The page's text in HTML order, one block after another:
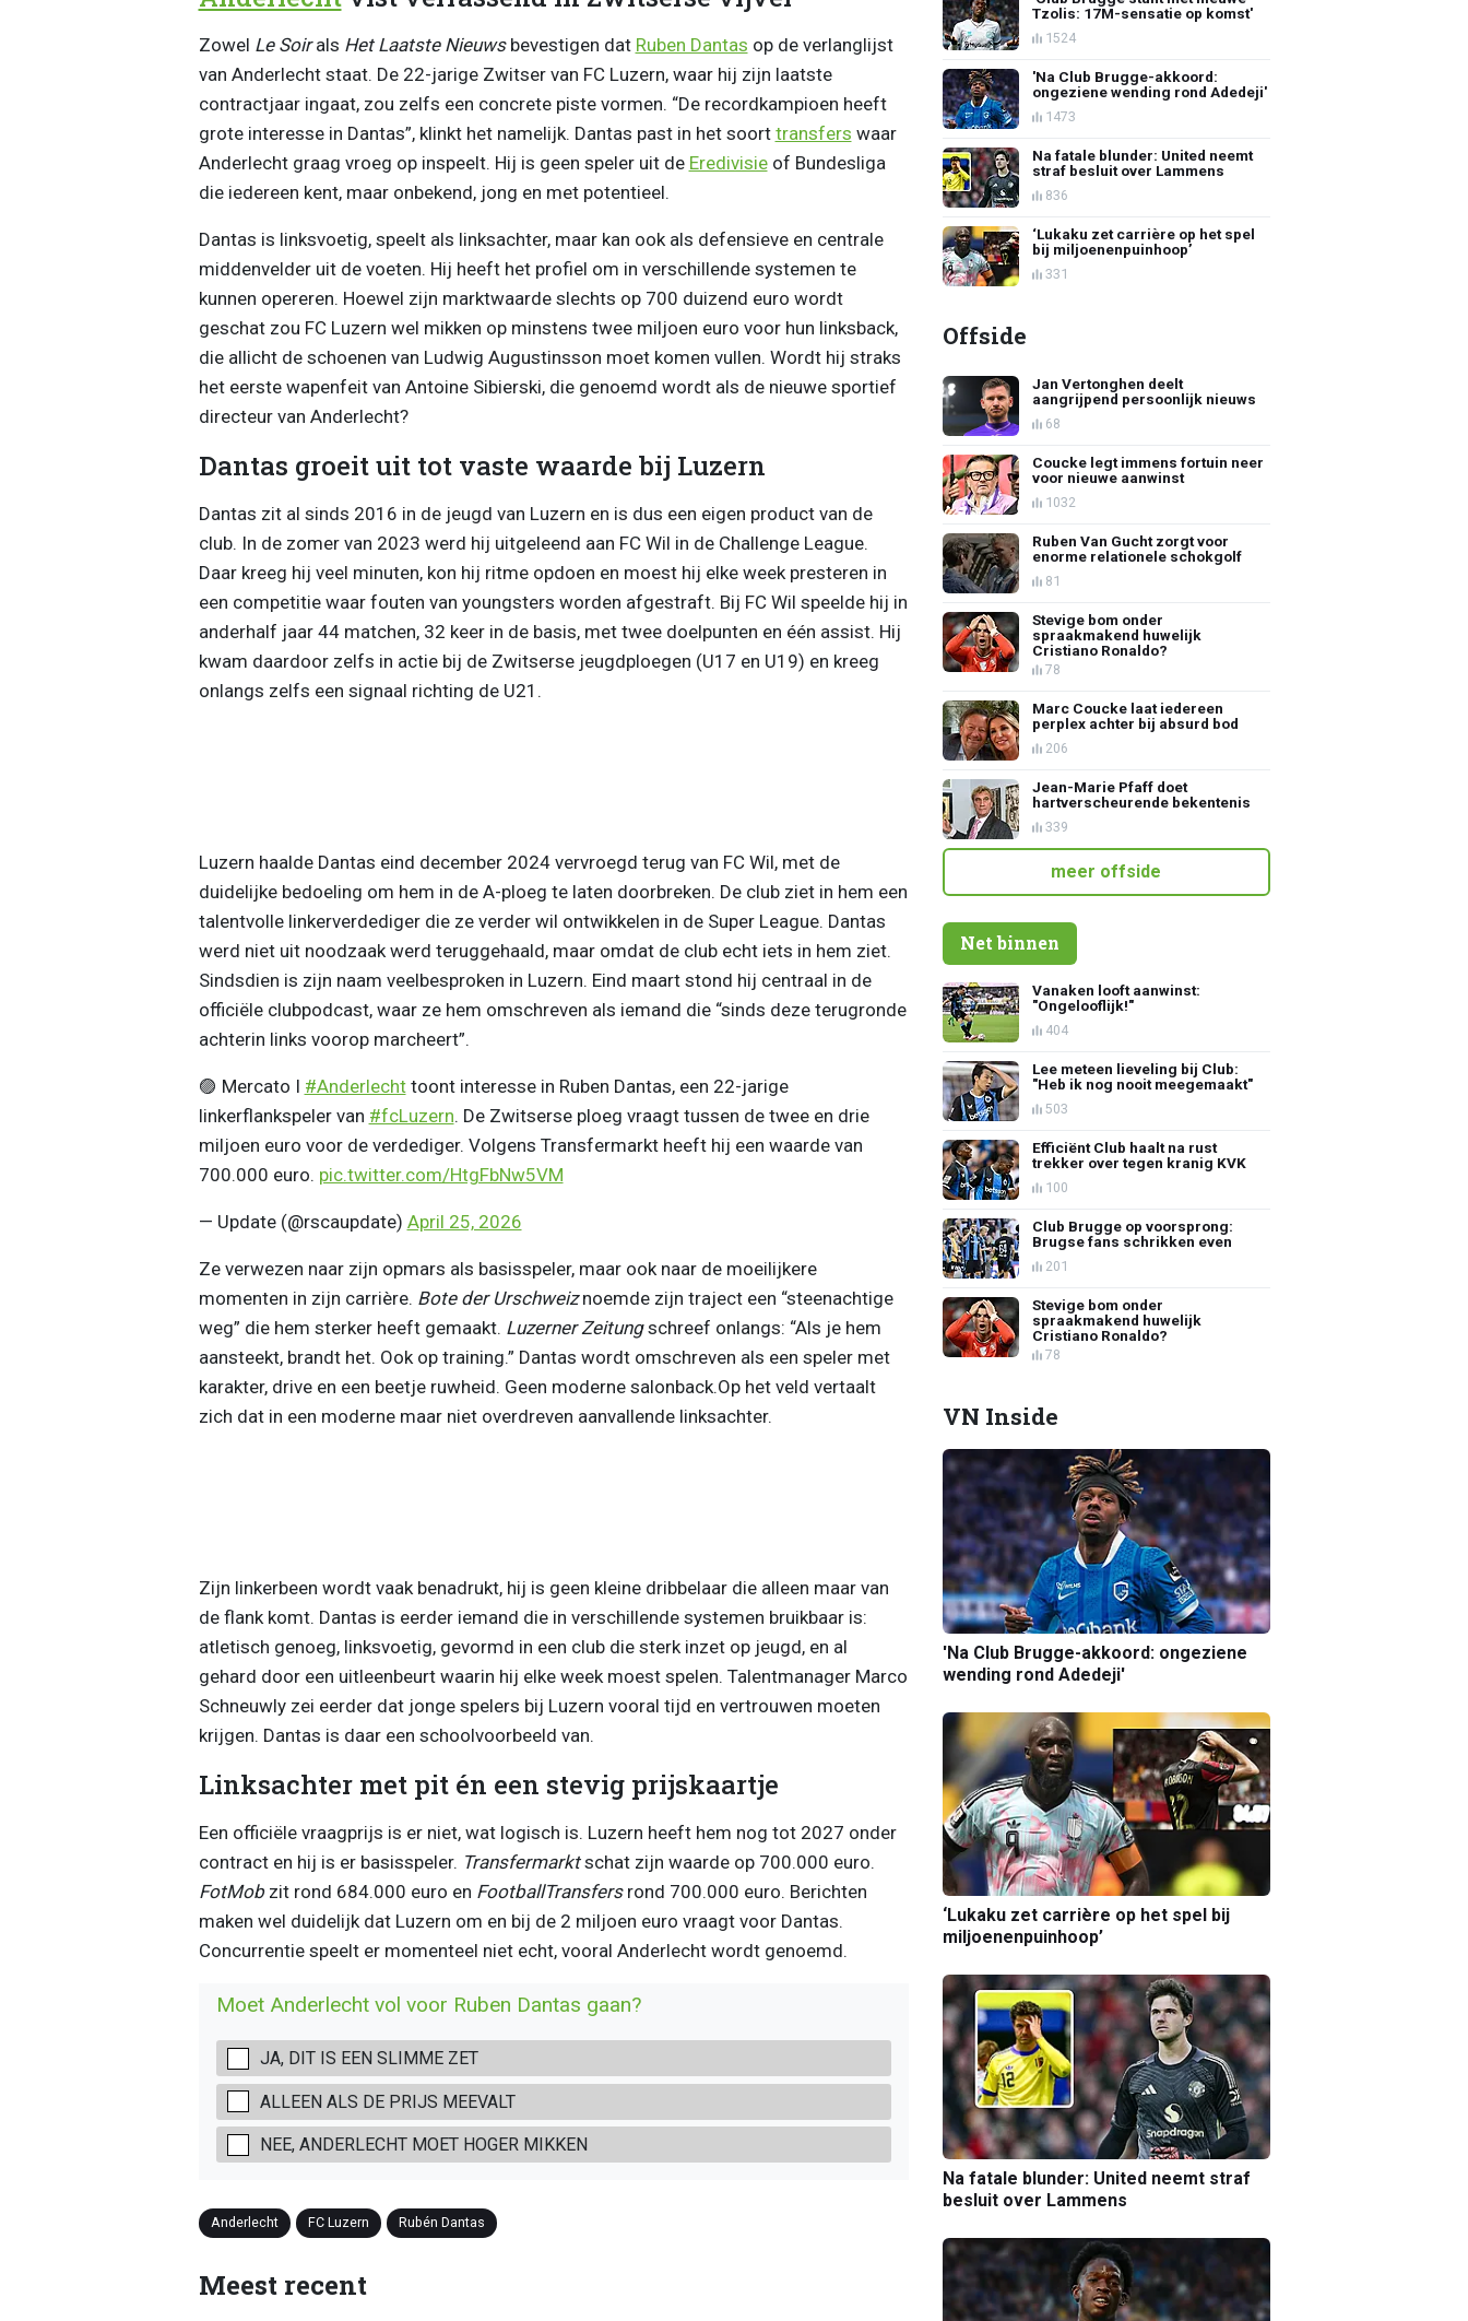
Zowel Le Soirals Het Laatste Nieuwsbevestigen dat Ruben Dantas op de verlanglijst
van Anderlecht staat. De 22-jarige Zwitser van FC Luzern, waar hij zijn laatste
contractjaar ingaat, zou zelfs een concrete piste vormen. “De recordkampioen heeft
grote interesse in Dantas”, klinkt het namelijk. Dantas past in het soort transfers waar
Anderlecht graag vroeg op inspeelt. Hij is geen speler uit de Eredivisieof Bundesliga
die iedereen kent, maar onbekend, jong en met potentieel.
Dantas is linksvoetig, speelt als linksachter, maar kan ook als defensieve en centrale
middenvelder uit de voeten. Hij heeft het profiel om in verschillende systemen te
kunnen opereren. Hoewel zijn marktwaarde slechts op 700 duizend euro wordt
geschat zou FC Luzern wel mikken op minstens twee miljoen euro voor hun linksback,
die allicht de schoenen van Ludwig Augustinsson moet komen vullen. Wordt hij straks
het eerste wapenfeit van Antoine Sibierski, die genoemd wordt als de nieuwe sportief
directeur van Anderlecht?
Dantas groeit uit tot vaste waarde bij Luzern
Dantas zit al sinds 2016 in de jeugd van Luzern en is dus een eigen product van de
club. In de zomer van 2023 werd hij uitgeleend aan FC Wil in de Challenge League.
Daar kreeg hij veel minuten, kon hij ritme opdoen en moest hij elke week presteren in
een competitie waar fouten van youngsters worden afgestraft. Bij FC Wil speelde hij in
anderhalf jaar 44 matchen, 32 keer in de basis, met twee doelpunten en één assist. Hij
kwam daardoor zelfs in actie bij de Zwitserse jeugdploegen (U17 en U19) en kreeg
onlangs zelfs een signaal richting de U21.
Luzern haalde Dantas eind december 2024 vervroegd terug van FC Wil, met de
duidelijke bedoeling om hem in de A-ploeg te laten doorbreken. De club ziet in hem een
talentvolle linkerverdediger die ze verder wil ontwikkelen in de Super League. Dantas
werd niet uit noodzaak werd teruggehaald, maar omdat de club echt iets in hem ziet.
Sindsdien is zijn naam veelbesproken in Luzern. Eind maart stond hij centraal in de
officiële clubpodcast, waar ze hem omschreven als iemand die “sinds deze terugronde
achterin links voorop marcheert”.
🟣 Mercato I #Anderlechttoont interesse in Ruben Dantas, een 22-jarige
linkerflankspeler van #fcLuzern. De Zwitserse ploeg vraagt tussen de twee en drie
miljoen euro voor de verdediger. Volgens Transfermarkt heeft hij een waarde van
700.000 euro. pic.twitter.com/HtgFbNw5VM
— Update (@rscaupdate) April 25, 2026
Ze verwezen naar zijn opmars als basisspeler, maar ook naar de moeilijkere
momenten in zijn carrière. Bote der Urschweiznoemde zijn traject een “steenachtige
weg” die hem sterker heeft gemaakt. Luzerner Zeitungschreef onlangs: “Als je hem
aansteekt, brandt het. Ook op training.” Dantas wordt omschreven als een speler met
karakter, drive en een beetje ruwheid. Geen moderne salonback.Op het veld vertaalt
zich dat in een moderne maar niet overdreven aanvallende linksachter.
Zijn linkerbeen wordt vaak benadrukt, hij is geen kleine dribbelaar die alleen maar van
de flank komt. Dantas is eerder iemand die in verschillende systemen bruikbaar is:
atletisch genoeg, linksvoetig, gevormd in een club die sterk inzet op jeugd, en al
gehard door een uitleenbeurt waarin hij elke week moest spelen. Talentmanager Marco
Schneuwly zei eerder dat jonge spelers bij Luzern vooral tijd en vertrouwen moeten
krijgen. Dantas is daar een schoolvoorbeeld van.
Linksachter met pit én een stevig prijskaartje
Een officiële vraagprijs is er niet, wat logisch is. Luzern heeft hem nog tot 2027 onder
contract en hij is er basisspeler. Transfermarktschat zijn waarde op 700.000 euro.
FotMobzit rond 684.000 euro en FootballTransfersrond 700.000 euro. Berichten
maken wel duidelijk dat Luzern om en bij de 2 miljoen euro vraagt voor Dantas.
Concurrentie speelt er momenteel niet echt, vooral Anderlecht wordt genoemd.
Moet Anderlecht vol voor Ruben Dantas gaan?
JA, DIT IS EEN SLIMME ZET
ALLEEN ALS DE PRIJS MEEVALT
NEE, ANDERLECHT MOET HOGER MIKKEN
Anderlecht FC Luzern Rubén Dantas
Meest recent
Tzolis: 17M-sensatie op komst'
1524
'Na Club Brugge-akkoord:
ongeziene wending rond Adedeji'
1473
Na fatale blunder: United neemt
straf besluit over Lammens
836
‘Lukaku zet carrière op het spel
bij miljoenenpuinhoop’
331
Offside
Jan Vertonghen deelt
aangrijpend persoonlijk nieuws
68
Coucke legt immens fortuin neer
voor nieuwe aanwinst
1032
Ruben Van Gucht zorgt voor
enorme relationele schokgolf
81
Stevige bom onder
spraakmakend huwelijk
Cristiano Ronaldo?
78
Marc Coucke laat iedereen
perplex achter bij absurd bod
206
Jean-Marie Pfaff doet
hartverscheurende bekentenis
339
meer offside
Net binnen
Vanaken looft aanwinst:
"Ongelooflijk!"
404
Lee meteen lieveling bij Club:
"Heb ik nog nooit meegemaakt"
503
Efficiënt Club haalt na rust
trekker over tegen kranig KVK
100
Club Brugge op voorsprong:
Brugse fans schrikken even
201
Stevige bom onder
spraakmakend huwelijk
Cristiano Ronaldo?
78
VN Inside
'Na Club Brugge-akkoord: ongeziene
wending rond Adedeji'
‘Lukaku zet carrière op het spel bij
miljoenenpuinhoop’
Na fatale blunder: United neemt straf
besluit over Lammens